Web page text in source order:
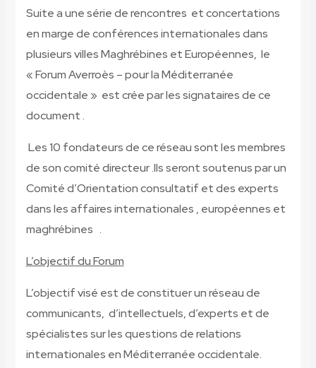
Suite a une série de rencontres et concertations
en marge de conférences internationales dans
plusieurs villes Maghrébines et Européennes, le
« Forum Averroès – pour la Méditerranée
occidentale » est crée par les signataires de ce
document .
Les 10 fondateurs de ce réseau sont les membres
de son comité directeur .Ils seront soutenus par un
Comité d’Orientation consultatif et des experts
dans les affaires internationales , européennes et
maghrébines .
L’objectif du Forum
L’objectif visé est de constituer un réseau de
communicants, d’intellectuels, d’experts et de
spécialistes sur les questions de relations
internationales en Méditerranée occidentale.